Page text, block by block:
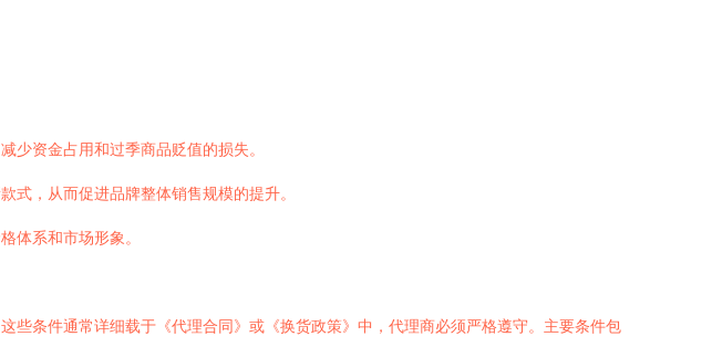
少资金占用和过季商品贬值的损失。
式，从而促进品牌整体销售规模的提升。
体系和市场形象。
条件通常详细载于《代理合同》或《换货政策》中，代理商必须严格遵守。主要条件包